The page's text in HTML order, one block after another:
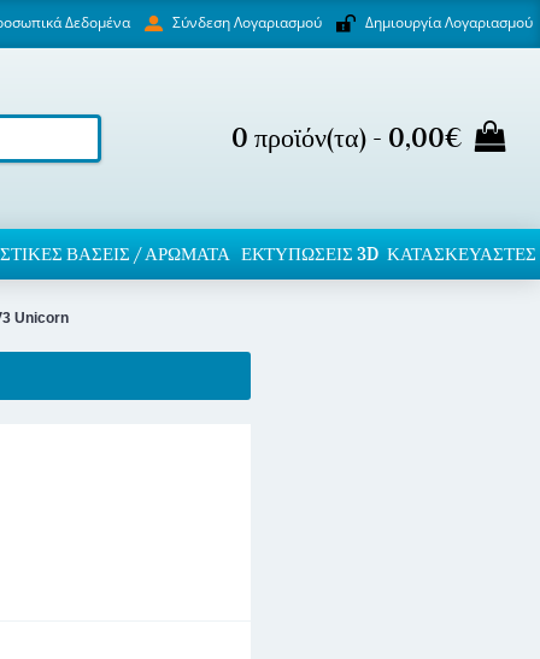
Δεδομένα Σύνδεση Λογαριασμού Δημιουργία Λογαριασμού
0 προϊόν(τα) - 0,00€
ΒΆΣΕΙΣ / ΑΡΏΜΑΤΑ ΕΚΤΥΠΏΣΕΙΣ 3D ΚΑΤΑΣΚΕΥΑΣΤΕΣ
Unicorn